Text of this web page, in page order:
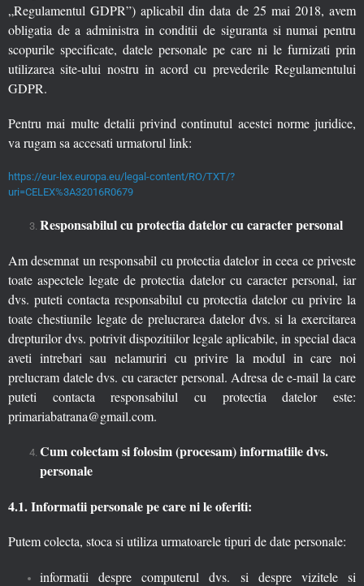
„Regulamentul GDPR”) aplicabil din data de 25 mai 2018, avem
obligatia de a administra in conditii de siguranta si numai pentru
scopurile specificate, datele personale pe care ni le furnizati prin
utilizarea site-ului nostru in acord cu prevederile Regulamentului
GDPR.
Pentru mai multe detalii privind continutul acestei norme juridice,
va rugam sa accesati urmatorul link:
https://eur-lex.europa.eu/legal-content/RO/TXT/?
uri=CELEX%3A32016R0679
Responsabilul cu protectia datelor cu caracter personal
Am desemnat un responsabil cu protectia datelor in ceea ce priveste
toate aspectele legate de protectia datelor cu caracter personal, iar
dvs. puteti contacta responsabilul cu protectia datelor cu privire la
toate chestiunile legate de prelucrarea datelor dvs. si la exercitarea
drepturilor dvs. potrivit dispozitiilor legale aplicabile, in special daca
aveti intrebari sau nelamuriri cu privire la modul in care noi
prelucram datele dvs. cu caracter personal. Adresa de e-mail la care
puteti contacta responsabilul cu protectia datelor este:
primariabatrana@gmail.com.
Cum colectam si folosim (procesam) informatiile dvs.
personale
4.1. Informatii personale pe care ni le oferiti:
Putem colecta, stoca si utiliza urmatoarele tipuri de date personale:
informatii despre computerul dvs. si despre vizitele si